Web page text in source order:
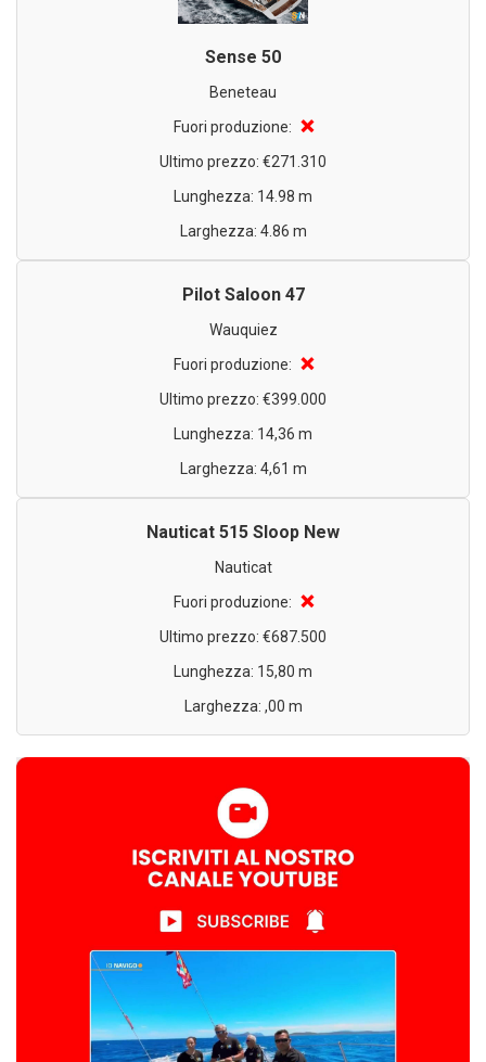
Sense 50
Beneteau
Fuori produzione: ❌
Ultimo prezzo: €271.310
Lunghezza: 14.98 m
Larghezza: 4.86 m
Pilot Saloon 47
Wauquiez
Fuori produzione: ❌
Ultimo prezzo: €399.000
Lunghezza: 14,36 m
Larghezza: 4,61 m
Nauticat 515 Sloop New
Nauticat
Fuori produzione: ❌
Ultimo prezzo: €687.500
Lunghezza: 15,80 m
Larghezza: ,00 m